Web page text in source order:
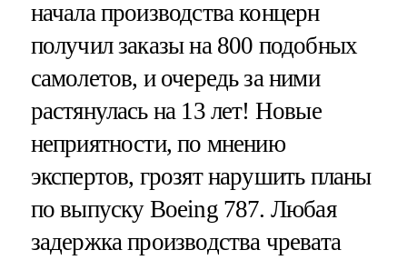
начала производства концерн
получил заказы на 800 подобных
самолетов, и очередь за ними
растянулась на 13 лет! Новые
неприятности, по мнению
экспертов, грозят нарушить планы
по выпуску Boeing 787. Любая
задержка производства чревата